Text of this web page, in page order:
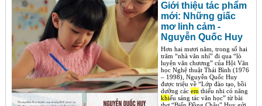
Giới thiệu tác phẩm
mới: Những giấc
mơ linh cảm -
Nguyễn Quốc Huy
Hơn hai mươi năm, trong số hai
trăm “nhà văn nhí” đi qua “lò
luyện văn chương” của Hội Văn
học Nghệ thuật Thái Bình (1976
– 1998), Nguyễn Quốc Huy
được triệu về “Lớp đào tạo, bồi
dưỡng các emthiếu nhi có năng
khiếu sáng tác văn học” từ bài